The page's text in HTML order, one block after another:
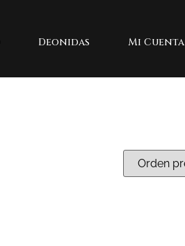
Deonidas Mi Cuenta